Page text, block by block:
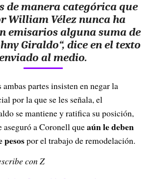
de manera categórica que
William Véleznunca ha
emisarios alguna suma de
Giraldo“, dice en el texto
al medio.
partes insisten en negar la
por la que se les señala, el
se mantiene y ratifica su posición,
aseguró a Coronell queaún le deben
pesospor el trabajo de remodelación.
con Z